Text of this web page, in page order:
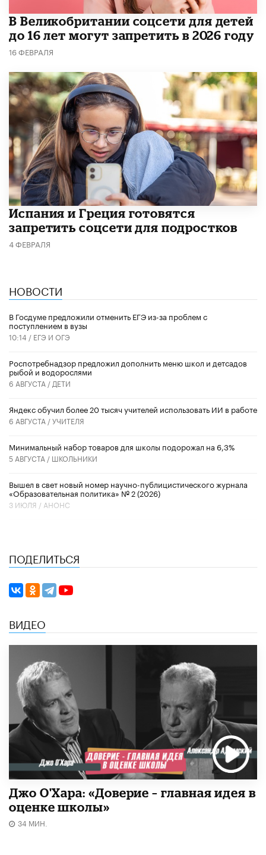
В Великобритании соцсети для детей
до 16 лет могут запретить в 2026 году
16 ФЕВРАЛЯ
Испания и Греция готовятся
запретить соцсети для подростков
4 ФЕВРАЛЯ
НОВОСТИ
В Госдуме предложили отменить ЕГЭ из-за проблем с
поступлением в вузы
10:14 / ЕГЭ И ОГЭ
Роспотребнадзор предложил дополнить меню школ и детсадов
рыбой и водорослями
6 АВГУСТА / ДЕТИ
​Яндекс обучил более 20 тысяч учителей использовать ИИ в работе
6 АВГУСТА /УЧИТЕЛЯ
Минимальный набор товаров для школы подорожал на 6,3%
5 АВГУСТА / ШКОЛЬНИКИ
Вышел в свет новый номер научно-публицистического журнала
«Образовательная политика» № 2 (2026)
3 ИЮЛЯ / АНОНС
ПОДЕЛИТЬСЯ
ВИДЕО
Джо О'Хара: «Доверие – главная идея в
оценке школы»
34 МИН.